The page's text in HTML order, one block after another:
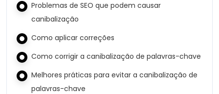
Problemas de SEO que podem causar
canibalização
Como aplicar correções
Como corrigir a canibalização de palavras-chave
Melhores práticas para evitar a canibalização de
palavras-chave